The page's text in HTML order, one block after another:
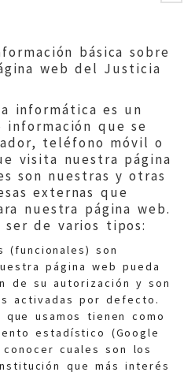
básica sobre
web del Justicia
informática es un
información que se
teléfono móvil o
visita nuestra página
son nuestras y otras
externas que
nuestra página web.
ser de varios tipos:
(funcionales) son
página web pueda
de su autorización y son
activadas por defecto.
usamos tienen como
estadístico (Google
cuales son los
que más interés
general: